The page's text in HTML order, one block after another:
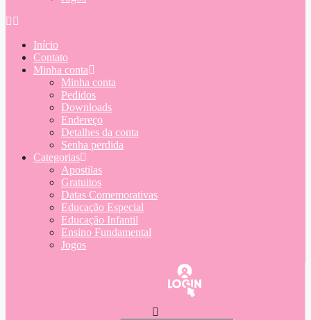
Início
Contato
Minha conta
Minha conta
Pedidos
Downloads
Endereço
Detalhes da conta
Senha perdida
Categorias
Apostilas
Gratuitos
Datas Comemorativas
Educação Especial
Educação Infantil
Ensino Fundamental
Jogos